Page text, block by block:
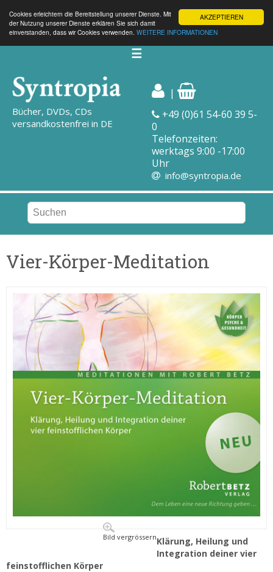
AKZEPTIEREN
Cookies erleichtern die Bereitstellung unserer Dienste. Mit
der Nutzung unserer Dienste erklären Sie sich damit
einverstanden, dass wir Cookies verwenden. WEITERE INFORMATIONEN
☰
Bücher, DVDs, CDs
versandkostenfrei in DE
|
+49 (0)61 54-60 39 5-
0
Telefonzeiten:
werktags 9:00 -17:00
Uhr
info@syntropia.de
Vier-Körper-Meditation
Bild vergrössernKlärung, Heilung und
Integration deiner vier
feinstofflichen Körper